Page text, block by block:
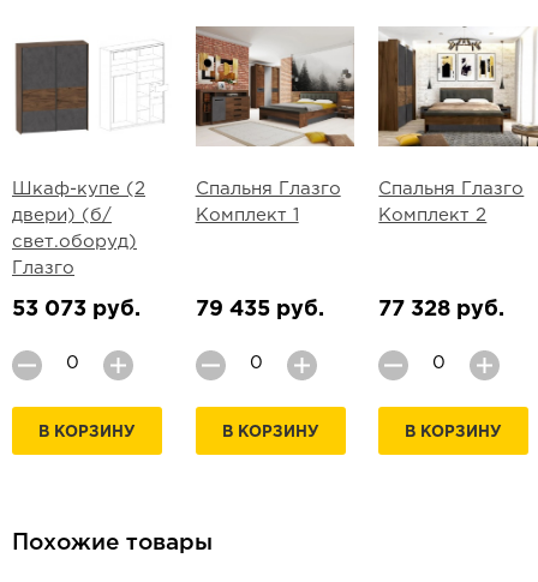
Шкаф-купе (2
двери) (б/
свет.оборуд)
Глазго
53 073 руб.
В КОРЗИНУ
Спальня Глазго
Комплект 1
79 435 руб.
В КОРЗИНУ
Спальня Глазго
Комплект 2
77 328 руб.
В КОРЗИНУ
Похожие товары